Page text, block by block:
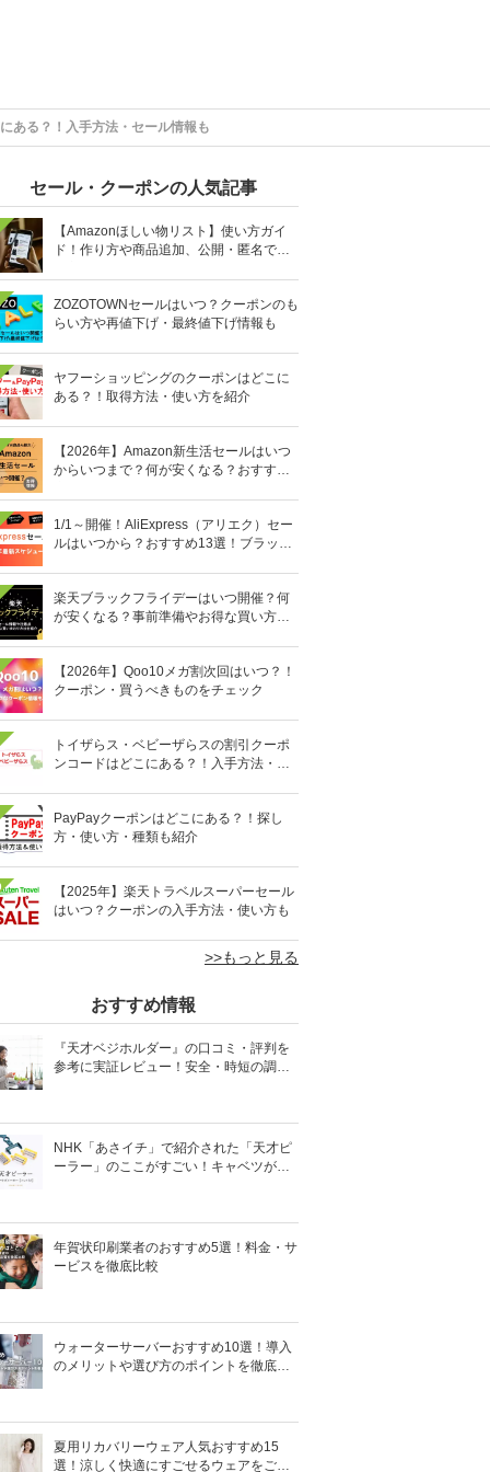
ある？！入手方法・セール情報も
セール・クーポンの人気記事
【Amazonほしい物リスト】使い方ガイ
ド！作り方や商品追加、公開・匿名で送
ZOZOTOWNセールはいつ？クーポンのも
らい方や再値下げ・最終値下げ情報も
ヤフーショッピングのクーポンはどこに
ある？！取得方法・使い方を紹介
【2026年】Amazon新生活セールはいつ
からいつまで？何が安くなる？おすすめ
1/1～開催！AliExpress（アリエク）セー
ルはいつから？おすすめ13選！ブラック
楽天ブラックフライデーはいつ開催？何
が安くなる？事前準備やお得な買い方も
【2026年】Qoo10メガ割次回はいつ？！
クーポン・買うべきものをチェック
トイザらス・ベビーザらスの割引クーポ
ンコードはどこにある？！入手方法・セ
PayPayクーポンはどこにある？！探し
方・使い方・種類も紹介
【2025年】楽天トラベルスーパーセール
はいつ？クーポンの入手方法・使い方も
>>もっと見る
おすすめ情報
『天才ベジホルダー』の口コミ・評判を
参考に実証レビュー！安全・時短の調理
NHK「あさイチ」で紹介された「天才ピ
ーラー」のここがすごい！キャベツがほ
年賀状印刷業者のおすすめ5選！料金・サ
ービスを徹底比較
ウォーターサーバーおすすめ10選！導入
のメリットや選び方のポイントを徹底解
夏用リカバリーウェア人気おすすめ15
選！涼しく快適にすごせるウェアをご紹